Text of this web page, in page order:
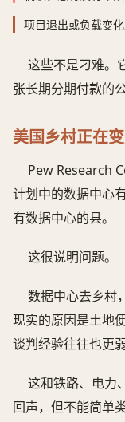
项目退出或负载变
这些不是刁难。
张长期分期付款的
美国乡村正在
Pew Research
计划中的数据中心
有数据中心的县。
这很说明问题。
数据中心去乡村
现实的原因是土地
谈判经验往往也更弱
这和铁路、电力
回声，但不能简单